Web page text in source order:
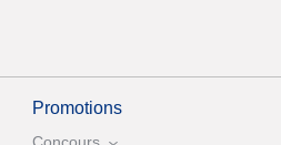
Promotions